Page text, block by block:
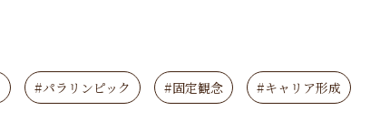
#パラリンピック #固定観念 #キャリア形成